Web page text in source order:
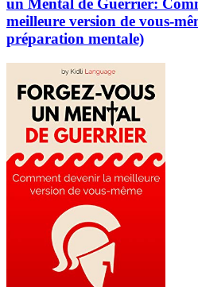
un Mental de Guerrier:
meilleure version de vous-
préparation mentale)